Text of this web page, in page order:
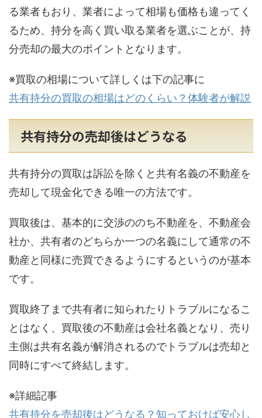
る業者もおり、業者によって相場も価格も違ってく
るため、持分を高く買い取る業者を選ぶことが、持
分売却の最大のポイントとなります。
※買取の相場について詳しくは下の記事に
共有持分の買取の相場はどのくらい？体験者が解説
共有持分の売却後はどうなる
共有持分の買取は訴訟を除くと共有名義の不動産を
売却して現金化できる唯一の方法です。
買取後は、基本的に交渉ののち不動産を、不動産会
社か、共有者のどちらか一つの名義にして通常の不
動産と同様に売買できるようにするというのが基本
です。
買取終了まで共有者に知られたりトラブルになるこ
とはなく、買取後の不動産は会社名義となり、売り
主側は共有名義が解消されるのでトラブルは売却と
同時にすべて終結します。
※詳細記事
共有持分を売却後はどうなる？知っておけば安心し